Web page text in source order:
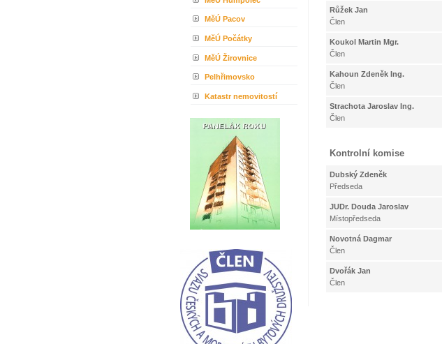
MěÚ Pacov
MěÚ Počátky
MěÚ Žirovnice
Pelhřimovsko
Katastr nemovitostí
Růžek Jan
Člen
Koukol Martin Mgr.
Člen
Kahoun Zdeněk Ing.
Člen
Strachota Jaroslav Ing.
Člen
Kontrolní komise
Dubský Zdeněk
Předseda
JUDr. Douda Jaroslav
Místopředseda
Novotná Dagmar
Člen
Dvořák Jan
Člen